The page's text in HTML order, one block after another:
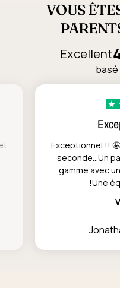
VOUS
Excellent
Exceptionnel !!
seconde…Un
gamme avec
!Une